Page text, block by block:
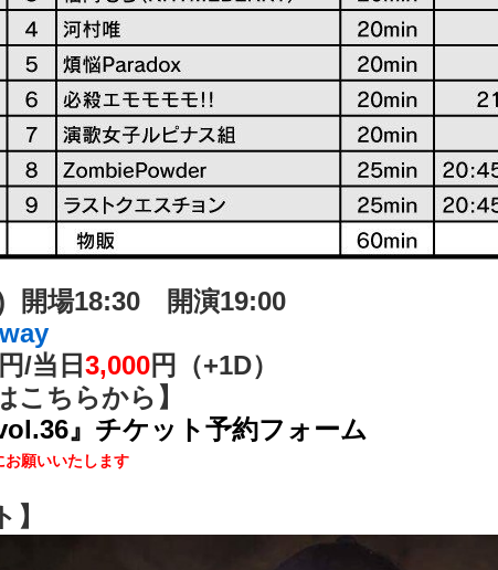
開場18:30 開演19:00
円/当日 3,000円（+1D）
こちらから】
』チケット予約フォーム
願いいたします